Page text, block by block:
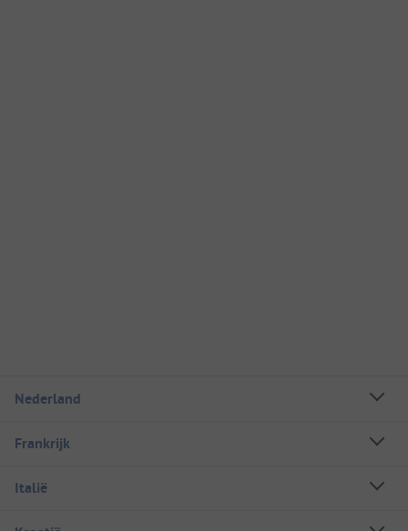
Nederland
Frankrijk
Italië